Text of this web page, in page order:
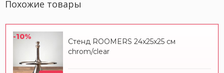
Похожие товары
-10%
Стенд ROOMERS 24x25x25 см
chrom/clear